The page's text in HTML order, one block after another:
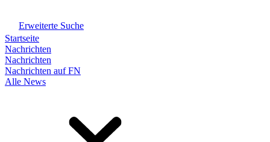
Erweiterte Suche
Startseite
Nachrichten
Nachrichten
Nachrichten auf FN
Alle News